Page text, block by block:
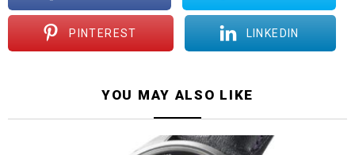
PINTEREST LINKEDIN
YOU MAY ALSO LIKE